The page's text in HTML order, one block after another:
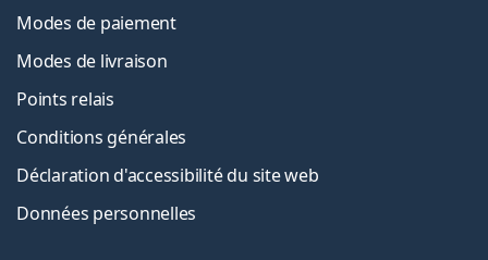
Modes de paiement
Modes de livraison
Points relais
Conditions générales
Déclaration d'accessibilité du site web
Données personnelles